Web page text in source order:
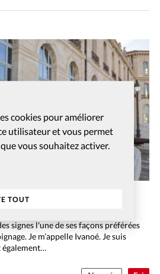
cookies pour améliorer
utilisateur et vous permet
vous souhaitez activer.
TOUT
la langue des signes
de Trésorsmedia, Ivanoé a
signes l'une de ses façons préférées
Je m’appelle Ivanoé. Je suis
également…